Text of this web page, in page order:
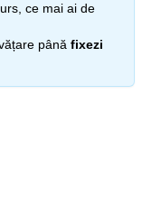
ce mai ai de
până fixezi